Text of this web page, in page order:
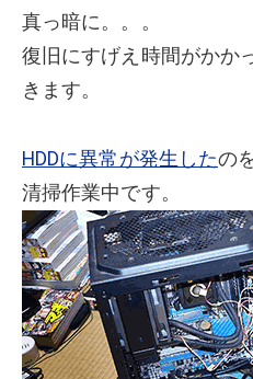
真っ暗に。。。
復旧にすげえ時間がかか
きます。
HDDに異常が発生したの
清掃作業中です。